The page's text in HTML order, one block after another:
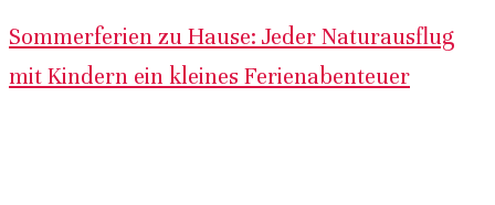
Sommerferien zu Hause: Jeder Naturausflug
mit Kindern ein kleines Ferienabenteuer